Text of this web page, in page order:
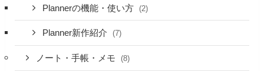
Plannerの機能・使い方 (2)
Planner新作紹介 (7)
ノート・手帳・メモ (8)